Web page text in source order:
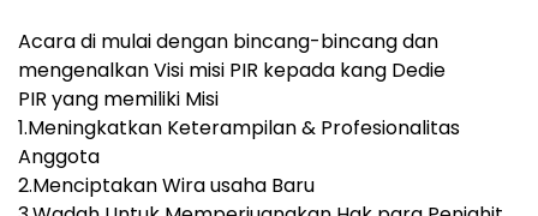
Acara di mulai dengan bincang-bincang dan
mengenalkan Visi misi PIR kepada kang Dedie
PIR yang memiliki Misi
1.Meningkatkan Keterampilan & Profesionalitas
Anggota
2.Menciptakan Wira usaha Baru